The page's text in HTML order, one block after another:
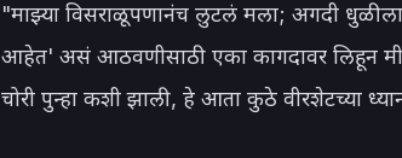
"माझ्या विसराळूपणानंच लुटलं मला; अगदी
आहेत' असं आठवणीसाठी एका कागदावर लिहून मी
चोरी पुन्हा कशी झाली, हे आता कुठे वीरशेटच्या